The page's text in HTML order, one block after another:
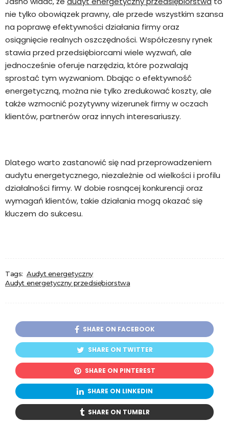
nie tylko obowiązek prawny, ale przede wszystkim szansa
na poprawę efektywności działania firmy oraz
osiągnięcie realnych oszczędności. Współczesny rynek
stawia przed przedsiębiorcami wiele wyzwań, ale
jednocześnie oferuje narzędzia, które pozwalają
sprostać tym wyzwaniom. Dbając o efektywność
energetyczną, można nie tylko zredukować koszty, ale
także wzmocnić pozytywny wizerunek firmy w oczach
klientów, partnerów oraz innych interesariuszy.
Dlatego warto zastanowić się nad przeprowadzeniem
audytu energetycznego, niezależnie od wielkości i profilu
działalności firmy. W dobie rosnącej konkurencji oraz
wymagań klientów, takie działania mogą okazać się
kluczem do sukcesu.
Tags: Audyt energetyczny
Audyt energetyczny przedsiębiorstwa
SHARE ON FACEBOOK
SHARE ON TWITTER
SHARE ON PINTEREST
SHARE ON LINKEDIN
SHARE ON TUMBLR